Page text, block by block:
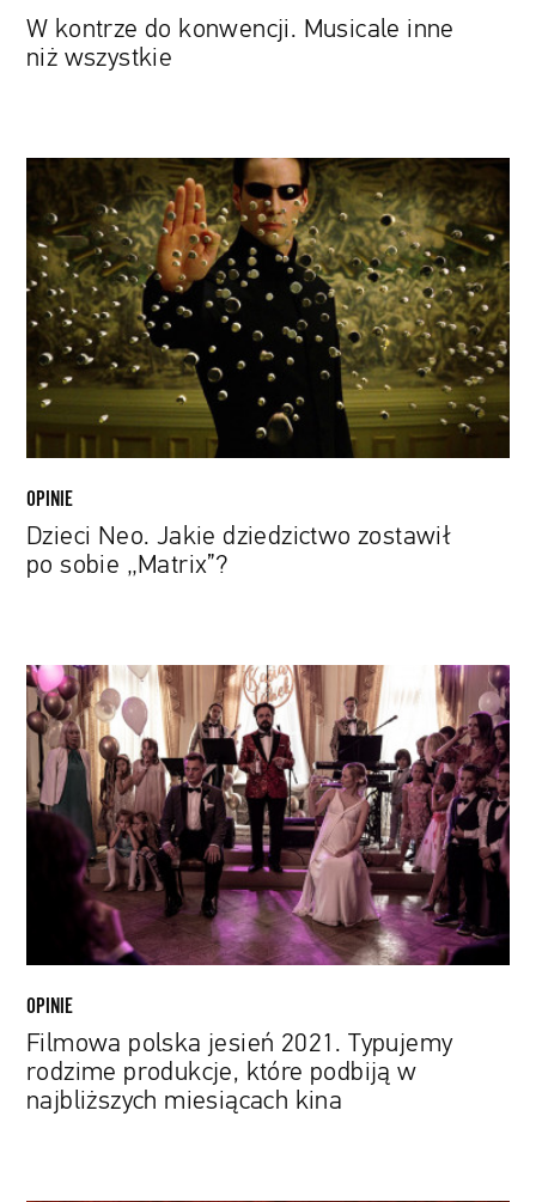
W kontrze do konwencji. Musicale inne
niż wszystkie
Dzieci
Jakie
dziedzictwo
zostawił
sobie
„Matrix”?
OPINIE
Dzieci Neo. Jakie dziedzictwo zostawił
po sobie „Matrix”?
Filmowa
polska
jesień
2021.
Typujemy
rodzime
najbliższych
miesiącach
OPINIE
Filmowa polska jesień 2021. Typujemy
rodzime produkcje, które podbiją w
najbliższych miesiącach kina